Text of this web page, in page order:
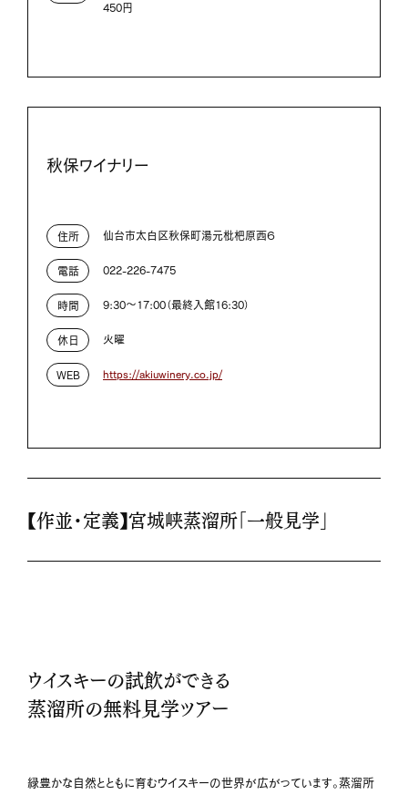
450円
秋保ワイナリー
住所 仙台市太白区秋保町湯元枇杷原西６
電話 022-226-7475
時間 9:30～17:00（最終入館16:30）
休日 火曜
WEB https://akiuwinery.co.jp/
【作並・定義】宮城峡蒸溜所「一般見学」
ウイスキーの試飲ができる
蒸溜所の無料見学ツアー
緑豊かな自然とともに育むウイスキーの世界が広がっています。蒸溜所